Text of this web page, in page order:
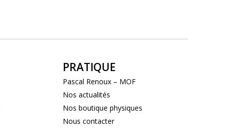
PRATIQUE
Pascal Renoux – MOF
Nos actualités
Nos boutique physiques
Nous contacter